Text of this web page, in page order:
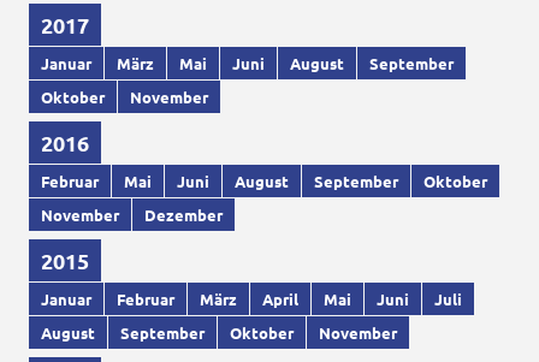
2017
Januar März Mai Juni August
September
Oktober
November
2016
Februar Mai Juni August September
Oktober
November
Dezember
2015
Januar Februar März April Mai Juni
Juli
August
September Oktober November